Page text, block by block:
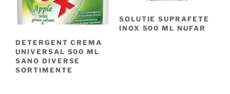
DETERGENT CREMA
UNIVERSAL 500 ML
SANO DIVERSE
SORTIMENTE
SOLUTIE SUPRAFETE
INOX 500 ML NUFAR